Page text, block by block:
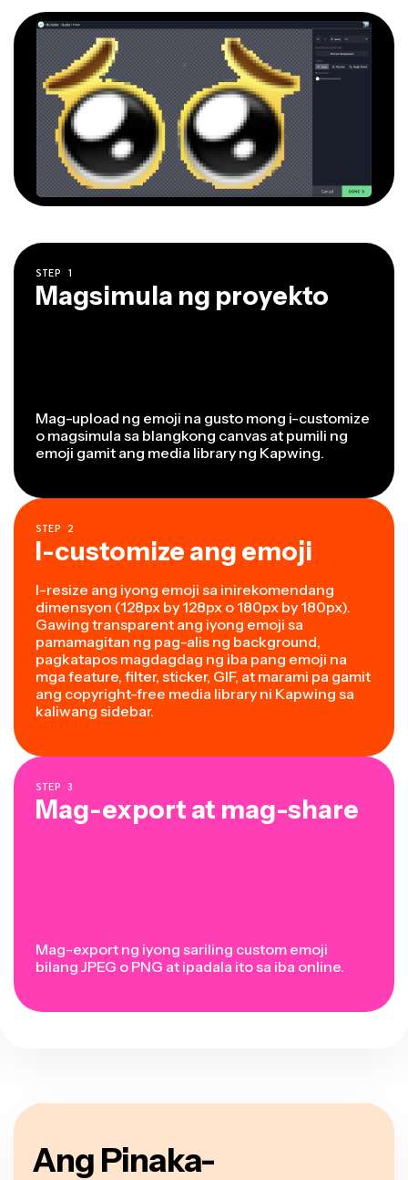
STEP 1
Magsimula ng proyekto
Mag-upload ng emoji na gusto mong i-customize
o magsimula sa blangkong canvas at pumili ng
emoji gamit ang media library ng Kapwing.
STEP 2
I-customize ang emoji
I-resize ang iyong emoji sa inirekomendang
dimensyon (128px by 128px o 180px by 180px).
Gawing transparent ang iyong emoji sa
pamamagitan ng pag-alis ng background,
pagkatapos magdagdag ng iba pang emoji na
mga feature, filter, sticker, GIF, at marami pa gamit
ang copyright-free media library ni Kapwing sa
kaliwang sidebar.
STEP 3
Mag-export at mag-share
Mag-export ng iyong sariling custom emoji
bilang JPEG o PNG at ipadala ito sa iba online.
Ang Pinaka-